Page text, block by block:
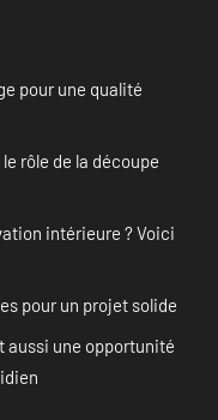
pour une qualité
rôle de la découpe
intérieure ? Voici
pour un projet solide
aussi une opportunité